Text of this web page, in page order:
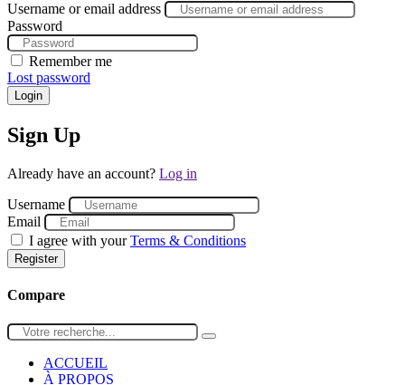
Username or email address
Password
Remember me
Lost password
Login
Sign Up
Already have an account? Log in
Username
Email
I agree with yourTerms & Conditions
Register
Compare
ACCUEIL
À PROPOS